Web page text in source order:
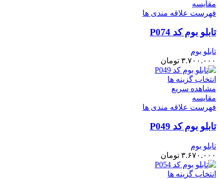
مقایسه
فهرست علاقه مندی ها
تابلو بوم کد P074
تابلو بوم
۳.۷۰۰.۰۰۰ تومان
انتخاب گزینه ها
مشاهده سریع
مقایسه
فهرست علاقه مندی ها
تابلو بوم کد P049
تابلو بوم
۳.۶۷۰.۰۰۰ تومان
انتخاب گزینه ها